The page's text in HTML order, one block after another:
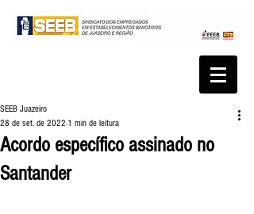
Acordo específico assinado no
Santander
SEEB Juazeiro
28 de set. de 2022 1 min de leitura